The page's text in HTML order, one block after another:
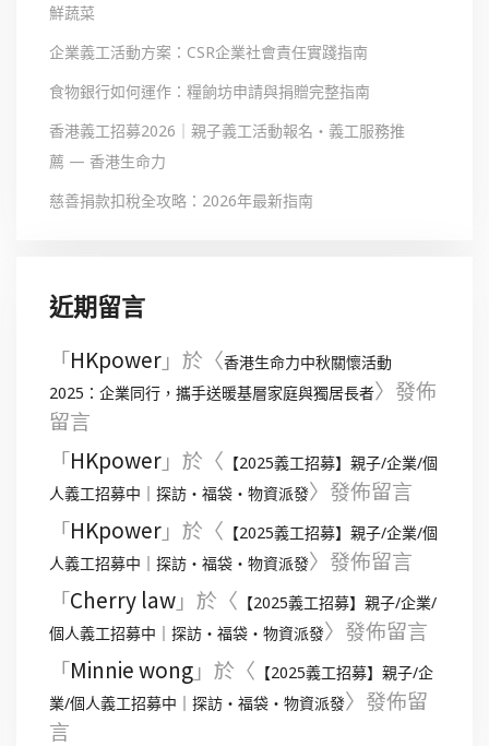
鮮蔬菜
企業義工活動方案：CSR企業社會責任實踐指南
食物銀行如何運作：糧餉坊申請與捐贈完整指南
香港義工招募2026｜親子義工活動報名・義工服務推
薦 — 香港生命力
慈善捐款扣稅全攻略：2026年最新指南
近期留言
「HKpower」於〈香港生命力中秋關懷活動
2025：企業同行，攜手送暖基層家庭與獨居長者〉發佈
留言
「HKpower」於〈 【2025義工招募】親子/企業/個
人義工招募中｜探訪・福袋・物資派發〉發佈留言
「HKpower」於〈 【2025義工招募】親子/企業/個
人義工招募中｜探訪・福袋・物資派發〉發佈留言
「Cherry law」於〈 【2025義工招募】親子/企業/
個人義工招募中｜探訪・福袋・物資派發〉發佈留言
「Minnie wong」於〈 【2025義工招募】親子/企
業/個人義工招募中｜探訪・福袋・物資派發〉發佈留
言